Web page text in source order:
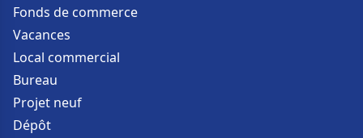
Fonds de commerce
Vacances
Local commercial
Bureau
Projet neuf
Dépôt